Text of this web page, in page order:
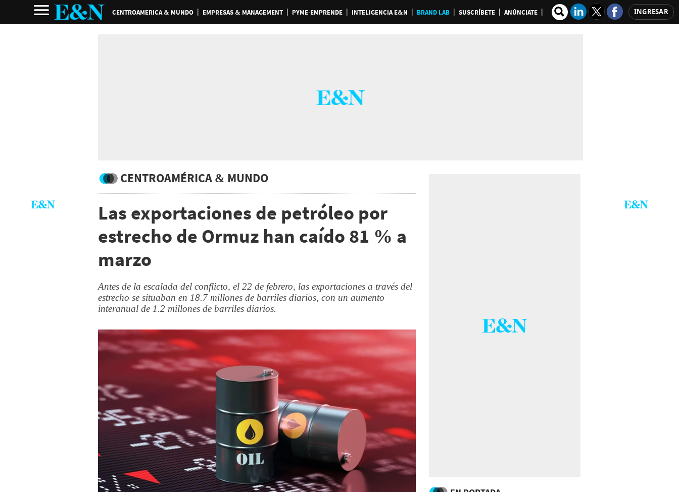
CENTROAMERICA & MUNDO EMPRESAS & MANAGEMENT PYME-EMPRENDE INTELIGENCIA E&N BRAND LAB SUSCRÍBETE ANÚNCIATE INGRESAR
CENTROAMÉRICA & MUNDO
Las exportaciones de petróleo por
estrecho de Ormuz han caído 81 % a
marzo
Antes de la escalada del conflicto, el 22 de febrero, las exportaciones a través del
estrecho se situaban en 18.7 millones de barriles diarios, con un aumento
interanual de 1.2 millones de barriles diarios.